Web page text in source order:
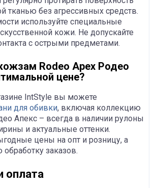
тканью без агрессивных средств.
используйте специальные
кожи. Не допускайте
с острыми предметами.
Rodeo Apex Родео
цене?
IntStyle вы можете
для обивки, включая коллекцию
Апекс – всегда в наличии рулоны
и актуальные оттенки.
цены на опт и розницу, а
заказов.
оплата